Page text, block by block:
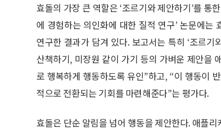
효돌의 가장 큰 역할은 ‘조르기와 제안하기’를 통
에 경험하는 의인화에 대한 질적 연구’ 논문에는
연구한 결과가 담겨 있다. 보고서는 특히 ‘조르
산책하기, 미장원 같이 가기 등의 가벼운 제안을
로 행복하게 행동하도록 유인”하고, “이 행동이
적으로 전환되는 기회를 마련해준다”는 평가다.
효돌은 단순 알림을 넘어 행동을 제안한다. 애플